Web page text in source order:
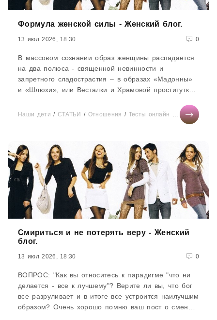
Формула женской силы - Женский блог.
13 июл 2026, 18:30 0
В массовом сознании образ женщины распадается
на два полюса - священной невинности и
запретного сладострастия – в образах «Мадонны»
и «Шлюхи», или Весталки и Храмовой проститутки.
Наши дети / СТАТЬИ / Отношения / Тесты онлайн Мир
Смириться и не потерять веру - Женский
блог.
13 июл 2026, 18:30 0
ВОПРОС: "Как вы относитесь к парадигме "что ни
делается - все к лучшему"? Верите ли вы, что бог
все разруливает и в итоге все устроится наилучшим
образом? Очень хорошо помню ваш пост о смене